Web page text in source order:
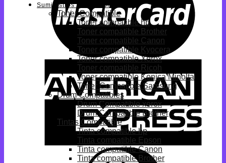
Suministros Compatibles
Toner Compatible
Toner compatible hp
Toner compatible Brother
Toner compatible Canon
Toner compatible Kyocera
Toner compatible Xerox
Toner compatible Ricoh
Toner compatible Konica Minolta
Toner Compatible Samsung
Drum Compatibles
Drum Compatible xerox
Drum Compatible Brother
Tintas Compatible
Tinta compatible hp
Tinta compatible Epson
Tinta compatible Canon
Tinta compatible Brother